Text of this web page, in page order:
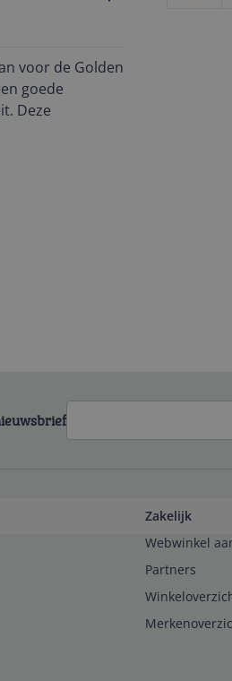
voor de Golden
goede
Deze
Zakelijk
Webwinkel
Partners